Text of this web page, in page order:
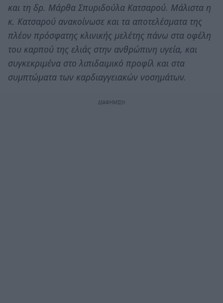
και τη δρ. Μάρθα Σπυριδούλα Κατσαρού. Μάλιστα η
κ. Κατσαρού ανακοίνωσε και τα αποτελέσματα της
πλέον πρόσφατης κλινικής μελέτης πάνω στα οφέλη
του καρπού της ελιάς στην ανθρώπινη υγεία, και
συγκεκριμένα στο λιπιδαιμικό προφίλ και στα
συμπτώματα των καρδιαγγειακών νοσημάτων.